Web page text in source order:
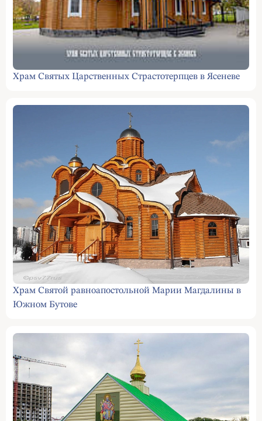
Храм Святых Царственных Страстотерпцев в Ясеневе
Храм Святой равноапостольной Марии Магдалины в
Южном Бутове